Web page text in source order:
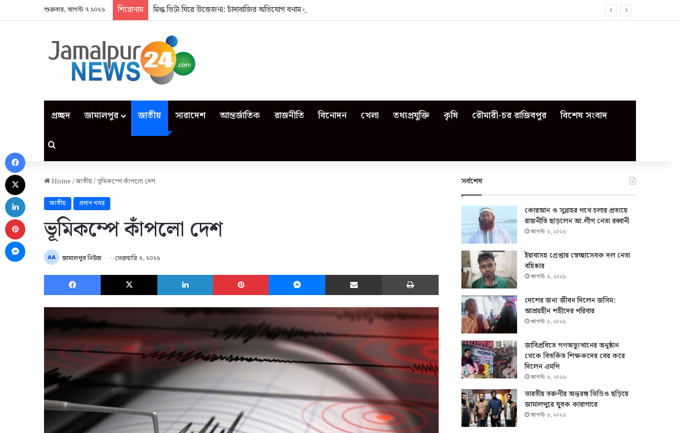
শুক্রবার, আগস্ট ৭ ২০২৬ শিরোনাম মিল্ক ভিটা ঘিরে উত্তেজনা: চাঁদাবাজির অভিযোগ বনাম ভেজাল দুধের জিডি
প্রচ্ছদ জামালপুর জাতীয় সারাদেশ আন্তর্জাতিক রাজনীতি বিনোদন খেলা তথ্যপ্রযুক্তি কৃষি রৌমারী-চর রাজিবপুর বিশেষ সংবাদ
Search for
Home/জাতীয়/ভূমিকম্পে কাঁপলো দেশ
জাতীয় প্রধান খবর
ভূমিকম্পে কাঁপলো দেশ
জামালপুর নিউজ ফেব্রুয়ারি ৩, ২০২৬
Facebook X LinkedIn Pinterest Messenger Share via Email Print
সর্বশেষ
কোরআন ও সুন্নাহর পথে চলার প্রত্যয়ে
রাজনীতি ছাড়লেন আ.লীগ নেতা রব্বানী
আগস্ট ৬, ২০২৬
ইয়াবাসহ গ্রেপ্তার স্বেচ্ছাসেবক দল নেতা
বহিষ্কার
আগস্ট ৬, ২০২৬
দেশের জন্য জীবন দিলেন জসিম:
আশ্রয়হীন শহীদের পরিবার
আগস্ট ৬, ২০২৬
জাবিপ্রবিতে গণঅভ্যুত্থানের অনুষ্ঠান
থেকে বিতর্কিত শিক্ষকদের বের করে
দিলেন এমপি
আগস্ট ৬, ২০২৬
ভারতীয় তরুণীর অন্তরঙ্গ ভিডিও ছড়িয়ে
জামালপুরে যুবক কারাগারে
আগস্ট ৬, ২০২৬
Facebook
LinkedIn
Messenger